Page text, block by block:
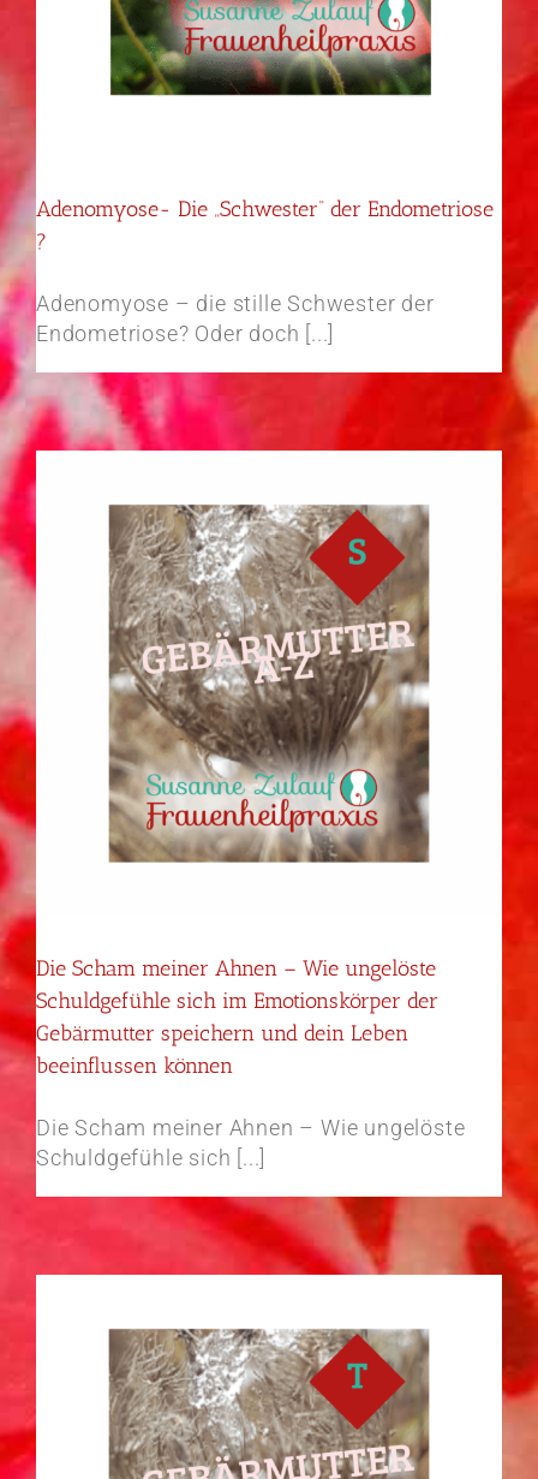
Adenomyose- Die „Schwester“ der Endometriose
?
Adenomyose – die stille Schwester der
Endometriose? Oder doch [...]
Die Scham meiner Ahnen – Wie ungelöste
Schuldgefühle sich im Emotionskörper der
Gebärmutter speichern und dein Leben
beeinflussen können
Die Scham meiner Ahnen – Wie ungelöste
Schuldgefühle sich [...]